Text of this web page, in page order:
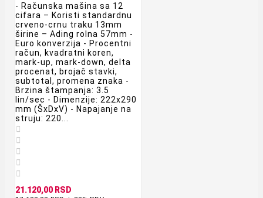
- Računska mašina sa 12
cifara – Koristi standardnu
crveno-crnu traku 13mm
širine – Ading rolna 57mm -
Euro konverzija - Procentni
račun, kvadratni koren,
mark-up, mark-down, delta
procenat, brojač stavki,
subtotal, promena znaka -
Brzina štampanja: 3.5
lin/sec - Dimenzije: 222x290
mm (ŠxDxV) - Napajanje na
struju: 220...





21.120,00 RSD